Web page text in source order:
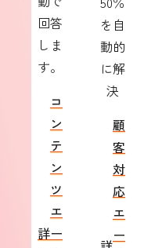
回答
しま
す。
詳
コ
ン
テ
ン
ツ
エ
ー
を自
動的
に解
決
顧
客
対
応
エ
ー